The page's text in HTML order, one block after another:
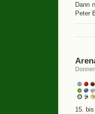
Dann
Peter
15.